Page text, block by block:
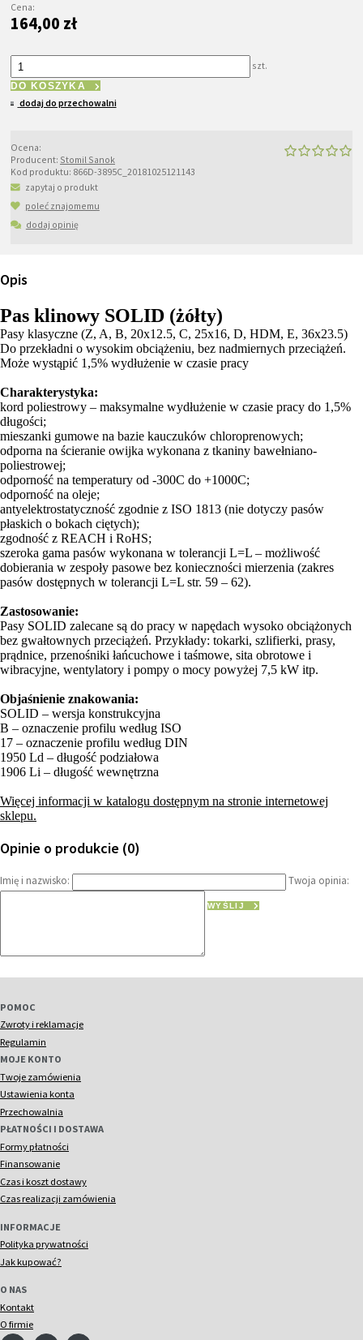
Cena:
164,00 zł
szt.
DO KOSZYKA
dodaj do przechowalni
Ocena:
Producent: Stomil Sanok
Kod produktu: 866D-3895C_20181025121143
zapytaj o produkt
poleć znajomemu
dodaj opinię
Opis
Pas klinowy SOLID (żółty)
Pasy klasyczne (Z, A, B, 20x12.5, C, 25x16, D, HDM, E, 36x23.5)
Do przekładni o wysokim obciążeniu, bez nadmiernych przeciążeń.
Może wystąpić 1,5% wydłużenie w czasie pracy
Charakterystyka:
kord poliestrowy – maksymalne wydłużenie w czasie pracy do 1,5%
długości;
mieszanki gumowe na bazie kauczuków chloroprenowych;
odporna na ścieranie owijka wykonana z tkaniny bawełniano-
poliestrowej;
odporność na temperatury od -300C do +1000C;
odporność na oleje;
antyelektrostatyczność zgodnie z ISO 1813 (nie dotyczy pasów
płaskich o bokach ciętych);
zgodność z REACH i RoHS;
szeroka gama pasów wykonana w tolerancji L=L – możliwość
dobierania w zespoły pasowe bez konieczności mierzenia (zakres
pasów dostępnych w tolerancji L=L str. 59 – 62).
Zastosowanie:
Pasy SOLID zalecane są do pracy w napędach wysoko obciążonych
bez gwałtownych przeciążeń. Przykłady: tokarki, szlifierki, prasy,
prądnice, przenośniki łańcuchowe i taśmowe, sita obrotowe i
wibracyjne, wentylatory i pompy o mocy powyżej 7,5 kW itp.
Objaśnienie znakowania:
SOLID – wersja konstrukcyjna
B – oznaczenie profilu według ISO
17 – oznaczenie profilu według DIN
1950 Ld – długość podziałowa
1906 Li – długość wewnętrzna
Więcej informacji w katalogu dostępnym na stronie internetowej
sklepu.
Opinie o produkcie (0)
Imię i nazwisko: Twoja opinia:
WYŚLIJ
POMOC
Zwroty i reklamacje
Regulamin
MOJE KONTO
Twoje zamówienia
Ustawienia konta
Przechowalnia
PŁATNOŚCI I DOSTAWA
Formy płatności
Finansowanie
Czas i koszt dostawy
Czas realizacji zamówienia
INFORMACJE
Polityka prywatności
Jak kupować?
O NAS
Kontakt
O firmie